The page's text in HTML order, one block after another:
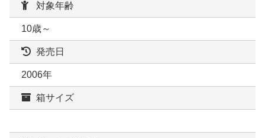
対象年齢
10歳～
発売日
2006年
箱サイズ